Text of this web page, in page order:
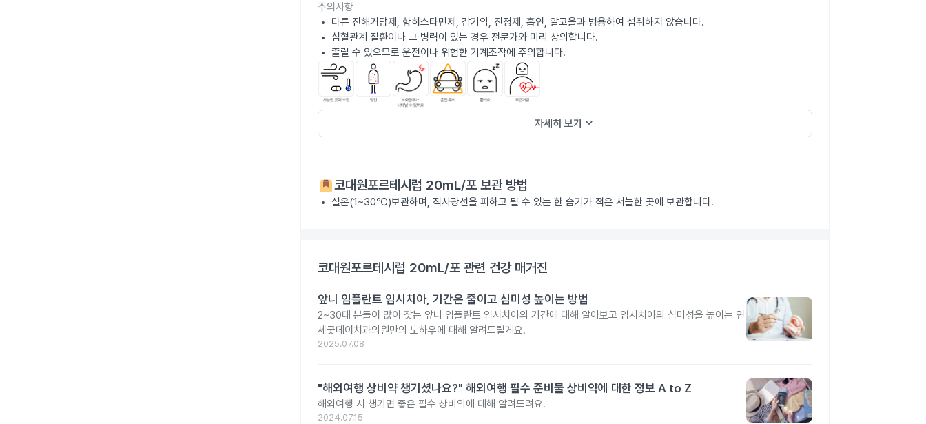
주의사항
다른 진해거담제, 항히스타민제, 감기약, 진정제, 흡연, 알코올과 병용하여 섭취하지 않습니다.
심혈관계 질환이나 그 병력이 있는 경우 전문가와 미리 상의합니다.
졸릴 수 있으므로 운전이나 위험한 기계조작에 주의합니다.
자세히 보기 keyboard_arrow_down
코대원포르테시럽 20mL/포 보관 방법
실온(1~30℃)보관하며, 직사광선을 피하고 될 수 있는 한 습기가 적은 서늘한 곳에 보관합니다.
코대원포르테시럽 20mL/포 관련 건강 매거진
앞니 임플란트 임시치아, 기간은 줄이고 심미성 높이는 방법
2~30대 분들이 많이 찾는 앞니 임플란트 임시치아의 기간에 대해 알아보고 임시치아의 심미성을 높이는 연
세굿데이치과의원만의 노하우에 대해 알려드릴게요.
2025.07.08
"해외여행 상비약 챙기셨나요?" 해외여행 필수 준비물 상비약에 대한 정보 A to Z
해외여행 시 챙기면 좋은 필수 상비약에 대해 알려드려요.
2024.07.15